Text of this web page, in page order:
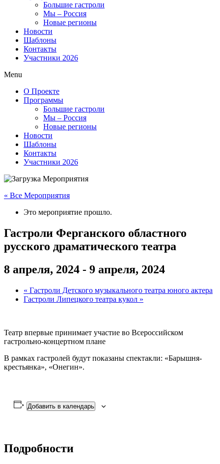
Большие гастроли
Мы – Россия
Новые регионы
Новости
Шаблоны
Контакты
Участники 2026
Menu
О Проекте
Программы
Большие гастроли
Мы – Россия
Новые регионы
Новости
Шаблоны
Контакты
Участники 2026
« Все Мероприятия
Это мероприятие прошло.
Гастроли Ферганского областного
русского драматического театра
8 апреля, 2024 - 9 апреля, 2024
« Гастроли Детского музыкального театра юного актера
Гастроли Липецкого театра кукол »
Театр впервые принимает участие во Всероссийском
гастрольно-концертном плане
В рамках гастролей будут показаны спектакли: «Барышня-
крестьянка», «Онегин».
Добавить в календарь
Подробности